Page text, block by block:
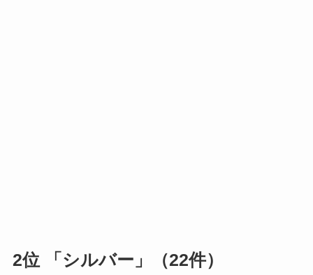
2位 「シルバー」（22件）